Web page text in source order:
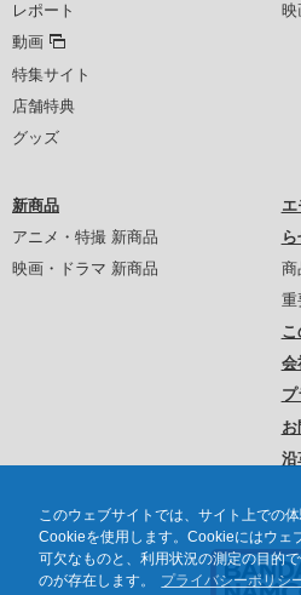
このウェブサイトでは、サイト上での
Cookieを使用します。Cookieにはウェ
可欠なものと、利用状況の測定の目的
のが存在します。
プライバシーポリシ
レポート
動画
特集サイト
店舗特典
グッズ
映
新商品
アニメ・特撮 新商品
映画・ドラマ 新商品
商
重
会
沿